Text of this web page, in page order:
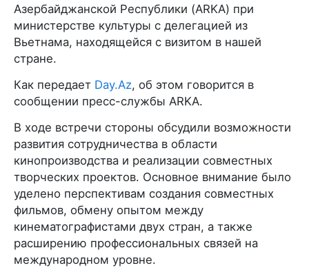
Азербайджанской Республики (ARKA) при
министерстве культуры с делегацией из
Вьетнама, находящейся с визитом в нашей
стране.
Как передает Day.Az, об этом говорится в
сообщении пресс-службы ARKA.
В ходе встречи стороны обсудили возможности
развития сотрудничества в области
кинопроизводства и реализации совместных
творческих проектов. Основное внимание было
уделено перспективам создания совместных
фильмов, обмену опытом между
кинематографистами двух стран, а также
расширению профессиональных связей на
международном уровне.